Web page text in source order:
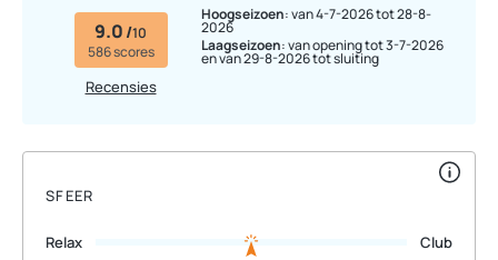
9.0 /10
586 scores
Recensies
Hoogseizoen: van 4-7-2026 tot 28-8-
2026
Laagseizoen: van opening tot 3-7-2026
en van 29-8-2026 tot sluiting
SFEER
Relax Club